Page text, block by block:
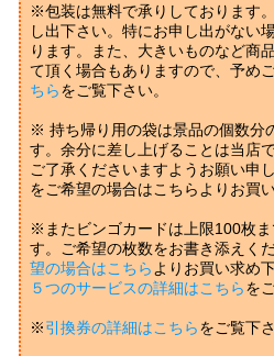
※包装は無料で承りしております
し出下さい。特にお申し出がない
ります。また、大きいものなど商
て頂く場合もありますので、予め
ちらをご覧下さい。
※ 持ち帰り用の袋は景品の個数分
す。余分に差し上げることは当店
ご了承くださいますようお願い申
をご希望の場合はこちらよりお買
※またビンゴカードは上限100枚
す。ご希望の枚数をお書き添えく
望の場合はこちら よりお買い求め
５つのサービスの詳細はこちらを
※引換券の詳細はこちらをご覧下さ